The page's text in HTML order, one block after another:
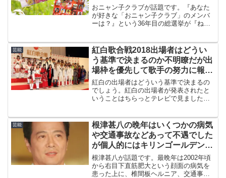
総選挙が行われている
おニャン子クラブが話題です。『あなた
が好きな「おニャン子クラブ」のメンバ
ーは？』という36年目の総選挙が『ねと
ャンニャン』を思い出してあなたも清き
一票いかがですか。
芸能
紅白歌合戦2018出場者はどうい
う基準で決まるのか不明瞭だが出
場枠を優先して歌手の努力に報い
ないのは興ざめと嘆く件
紅白の出場者はどういう基準で決まるの
でしょう。紅白の出場者が発表されたと
いうことはちらっとテレビで見ました
魅力あるメンバーではなくなっていると
いうことなのです。
芸能
根津甚八の晩年はいくつかの病気
や交通事故などあって不遇でした
が個人的にはキリンゴールデンビ
ターCMを思い出します
根津甚八が話題です。最晩年は2002年頃
から右目下直筋肥大という顔面の病気を
患った上に、椎間板ヘルニア、交通事